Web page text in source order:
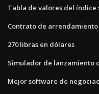
Tabla de valores del índice
Contrato de
270 libras en dólares
Simulador de lanzamiento
Mejor software de